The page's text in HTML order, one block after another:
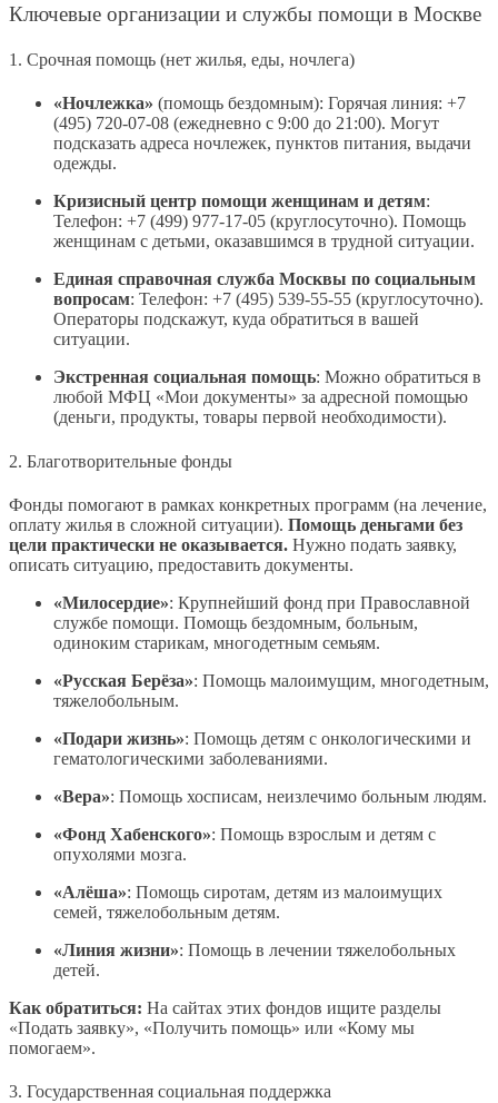
Ключевые организации и службы помощи в Москве
1. Срочная помощь (нет жилья, еды, ночлега)
«Ночлежка» (помощь бездомным): Горячая линия: +7
(495) 720-07-08 (ежедневно с 9:00 до 21:00). Могут
подсказать адреса ночлежек, пунктов питания, выдачи
одежды.
Кризисный центр помощи женщинам и детям:
Телефон: +7 (499) 977-17-05 (круглосуточно). Помощь
женщинам с детьми, оказавшимся в трудной ситуации.
Единая справочная служба Москвы по социальным
вопросам: Телефон: +7 (495) 539-55-55 (круглосуточно).
Операторы подскажут, куда обратиться в вашей
ситуации.
Экстренная социальная помощь: Можно обратиться в
любой МФЦ «Мои документы» за адресной помощью
(деньги, продукты, товары первой необходимости).
2. Благотворительные фонды
Фонды помогают в рамках конкретных программ (на лечение,
оплату жилья в сложной ситуации). Помощь деньгами без
цели практически не оказывается. Нужно подать заявку,
описать ситуацию, предоставить документы.
«Милосердие»: Крупнейший фонд при Православной
службе помощи. Помощь бездомным, больным,
одиноким старикам, многодетным семьям.
«Русская Берёза»: Помощь малоимущим, многодетным,
тяжелобольным.
«Подари жизнь»: Помощь детям с онкологическими и
гематологическими заболеваниями.
«Вера»: Помощь хосписам, неизлечимо больным людям.
«Фонд Хабенского»: Помощь взрослым и детям с
опухолями мозга.
«Алёша»: Помощь сиротам, детям из малоимущих
семей, тяжелобольным детям.
«Линия жизни»: Помощь в лечении тяжелобольных
детей.
Как обратиться: На сайтах этих фондов ищите разделы
«Подать заявку», «Получить помощь» или «Кому мы
помогаем».
3. Государственная социальная поддержка